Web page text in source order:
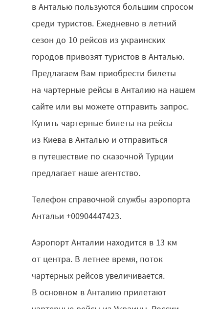
в Анталью пользуются большим спросом
среди туристов. Ежедневно в летний
сезон до 10 рейсов из украинских
городов привозят туристов в Анталью.
Предлагаем Вам приобрести билеты
на чартерные рейсы в Анталию на нашем
сайте или вы можете отправить запрос.
Купить чартерные билеты на рейсы
из Киева в Анталью и отправиться
в путешествие по сказочной Турции
предлагает наше агентство.
Телефон справочной службы аэропорта
Антальи +00904447423.
Аэропорт Анталии находится в 13 км
от центра. В летнее время, поток
чартерных рейсов увеличивается.
В основном в Анталию прилетают